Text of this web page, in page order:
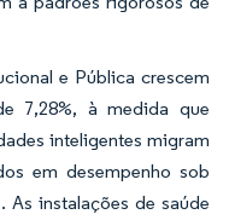
e Pública crescem
7,28%, à medida que
inteligentes migram
em desempenho sob
As instalações de saúde